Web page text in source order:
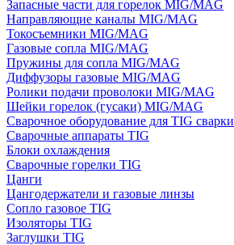
Запасные части для горелок MIG/MAG
Направляющие каналы MIG/MAG
Токосъемники MIG/MAG
Газовые сопла MIG/MAG
Пружины для сопла MIG/MAG
Диффузоры газовые MIG/MAG
Ролики подачи проволоки MIG/MAG
Шейки горелок (гусаки) MIG/MAG
Сварочное оборудование для TIG сварки
Сварочные аппараты TIG
Блоки охлаждения
Сварочные горелки TIG
Цанги
Цангодержатели и газовые линзы
Сопло газовое TIG
Изоляторы TIG
Заглушки TIG